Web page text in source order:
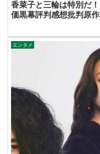
香菜子と三輪は特別だ
価黒幕評判感想批判原
エンタメ